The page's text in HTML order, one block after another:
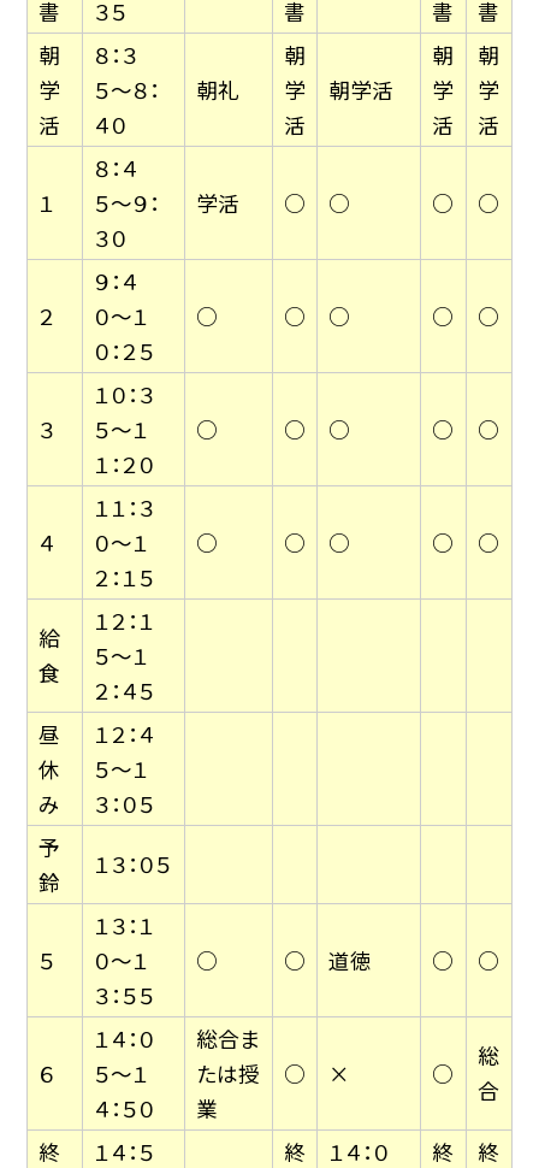
書
３５
書
書
書
朝
学
活
８：３
５〜８：
４０
朝礼
朝
学
活
朝学活
朝
学
活
朝
学
活
１
８：４
５〜９：
３０
学活 ○ ○ ○ ○
２
９：４
０〜１
０：２５
○ ○ ○ ○ ○
３
１０：３
５〜１
１：２０
○ ○ ○ ○ ○
４
１１：３
０〜１
２：１５
○ ○ ○ ○ ○
給
食
１２：１
５〜１
２：４５
昼
休
み
１２：４
５〜１
３：０５
予
鈴
１３：０５
５
１３：１
０〜１
３：５５
○ ○ 道徳 ○ ○
６
１４：０
５〜１
４：５０
総合ま
たは授
業
○ × ○
総
合
終
１４：５
終
１４：０
終
終